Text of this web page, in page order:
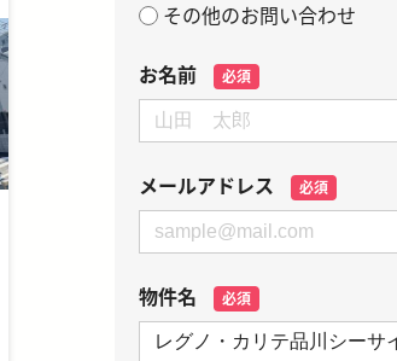
その他のお問い合わせ
お名前 必須
メールアドレス 必須
物件名 必須